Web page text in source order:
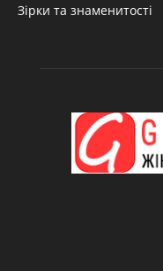
Зірки та знаменитості